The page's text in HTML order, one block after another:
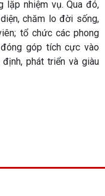
lặp nhiệm vụ. Qua đó,
chăm lo đời sống,
tổ chức các phong
góp tích cực vào
phát triển và giàu